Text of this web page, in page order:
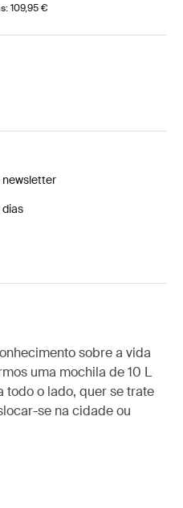
109,95 €
Preto
10L Azul do lago
10L Cáqui claro (selected)
newsletter
dias
sobre a vida
uma mochila de 10 L
todo o lado, quer se trate
se na cidade ou